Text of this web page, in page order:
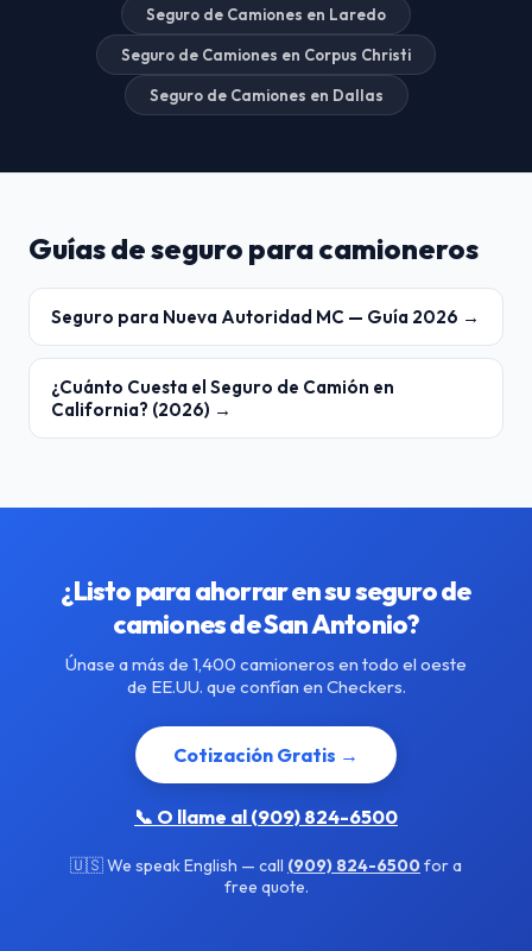
Seguro de Camiones en Laredo
Seguro de Camiones en Corpus Christi
Seguro de Camiones en Dallas
Guías de seguro para camioneros
Seguro para Nueva Autoridad MC — Guía 2026 →
¿Cuánto Cuesta el Seguro de Camión en
California? (2026) →
¿Listo para ahorrar en su seguro de
camiones de San Antonio?
Únase a más de 1,400 camioneros en todo el oeste
de EE.UU. que confían en Checkers.
Cotización Gratis →
📞 O llame al (909) 824-6500
🇺🇸 We speak English — call (909) 824-6500for a
free quote.